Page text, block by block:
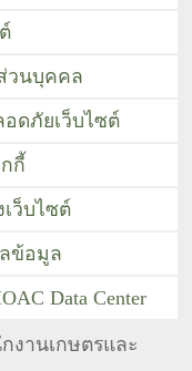
งานเกษตรและ
วนบุคคล
ดภัยเว็บไซต์
กี้
ว็บไซต์
ข้อมูล
Data Center